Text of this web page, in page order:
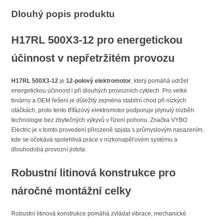
Dlouhý popis produktu
H17RL 500X3-12 pro energetickou
účinnost v nepřetržitém provozu
H17RL 500X3-12 je 12-polový elektromotor, který pomáhá udržet
energetickou účinnost i při dlouhých provozních cyklech. Pro velké
továrny a OEM řešení je důležitý zejména stabilní chod při nízkých
otáčkách, proto tento třífázový elektromotor podporuje plynulý rozběh
technologie bez zbytečných výkyvů v řízení pohonu. Značka VYBO
Electric je v tomto provedení přirozeně spjata s průmyslovým nasazením,
kde se očekává spolehlivá práce v nízkonapěťovém systému a
dlouhodobá provozní jistota.
Robustní litinová konstrukce pro
náročné montážní celky
Robustní litinová konstrukce pomáhá zvládat vibrace, mechanické